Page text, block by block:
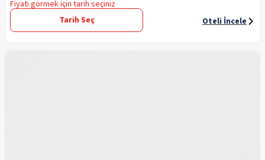
Fiyatı görmek için tarih seçiniz
Tarih Seç
Oteli İncele